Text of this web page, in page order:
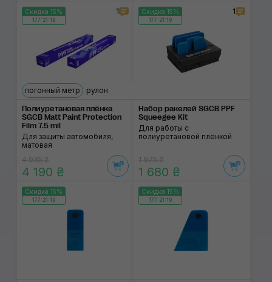
Скидка 15%
177:21:18
1
погонный метр рулон
Полиуретановая плёнка
SGCB Matt Paint Protection
Film 7.5 mil
Для защиты автомобиля,
матовая
4 935 ₴
4 190 ₴
Скидка 15%
177:21:18
1
Набор ракелей SGCB PPF
Squeegee Kit
Для работы с
полиуретановой плёнкой
1 975 ₴
1 680 ₴
Скидка 15%
177:21:18
Скидка 15%
177:21:18